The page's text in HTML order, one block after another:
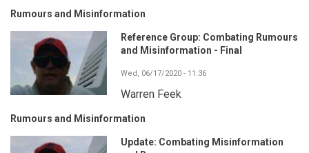
Rumours and Misinformation
Reference Group: Combating Rumours
and Misinformation - Final
Wed, 06/17/2020 - 11:36
Warren Feek
Rumours and Misinformation
Update: Combating Misinformation